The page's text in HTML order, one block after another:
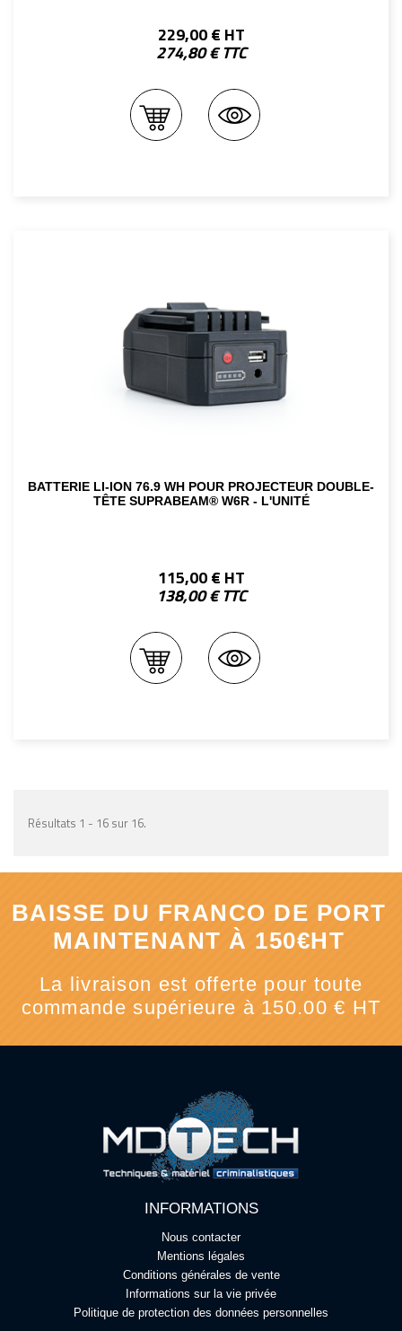
229,00 € HT
274,80 € TTC
BATTERIE LI-ION 76.9 WH POUR PROJECTEUR DOUBLE-
TÊTE SUPRABEAM® W6R - L'UNITÉ
115,00 € HT
138,00 € TTC
Résultats 1 - 16 sur 16.
BAISSE DU FRANCO DE PORT
MAINTENANT À 150€HT
La livraison est offerte pour toute
commande supérieure à 150.00 € HT
INFORMATIONS
Nous contacter
Mentions légales
Conditions générales de vente
Informations sur la vie privée
Politique de protection des données personnelles